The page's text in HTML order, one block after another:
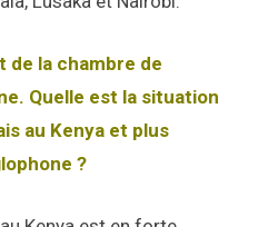
de la chambre de
Quelle est la situation
au Kenya et plus
?